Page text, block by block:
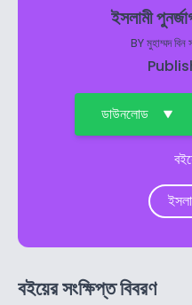
ইসলামী
BYমুহাম্মদ
ডাউনলোড
বইয়ের সংক্ষিপ্ত বিবরণ